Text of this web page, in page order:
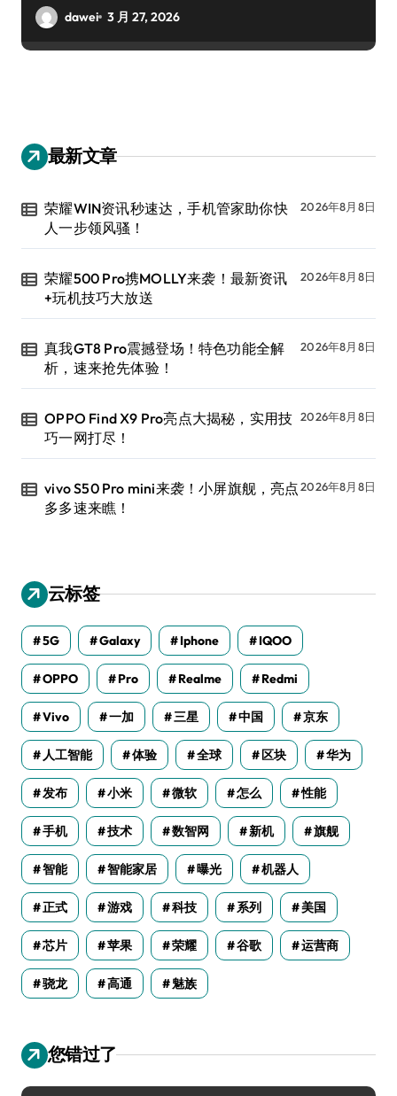
dawei 3 月 27, 2026
最新文章
荣耀WIN资讯秒速达，手机管家助你快
人一步领风骚！
2026年8月8日
荣耀500 Pro携MOLLY来袭！最新资讯
+玩机技巧大放送
2026年8月8日
真我GT8 Pro震撼登场！特色功能全解
析，速来抢先体验！
2026年8月8日
OPPO Find X9 Pro亮点大揭秘，实用技
巧一网打尽！
2026年8月8日
vivo S50 Pro mini来袭！小屏旗舰，亮点
多多速来瞧！
2026年8月8日
云标签
5G Galaxy Iphone IQOO
OPPO Pro Realme Redmi
Vivo 一加 三星 中国 京东
人工智能 体验 全球 区块 华为
发布 小米 微软 怎么 性能
手机 技术 数智网 新机 旗舰
智能 智能家居 曝光 机器人
正式 游戏 科技 系列 美国
芯片 苹果 荣耀 谷歌 运营商
骁龙 高通 魅族
您错过了